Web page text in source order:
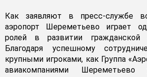
Как заявляют в пресс-службе
аэропорт Шереметьево играет
ролей в развитии гражданской
Благодаря успешному
крупными игроками, как Группа
авиакомпаниями Шереметьево